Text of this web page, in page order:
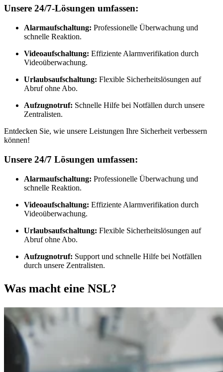
Unsere 24/7-Lösungen umfassen:
Alarmaufschaltung: Professionelle Überwachung und
schnelle Reaktion.
Videoaufschaltung: Effiziente Alarmverifikation durch
Videoüberwachung.
Urlaubsaufschaltung: Flexible Sicherheitslösungen auf
Abruf ohne Abo.
Aufzugnotruf: Schnelle Hilfe bei Notfällen durch unsere
Zentralisten.
Entdecken Sie, wie unsere Leistungen Ihre Sicherheit verbessern
können!
Unsere 24/7 Lösungen umfassen:
Alarmaufschaltung: Professionelle Überwachung und
schnelle Reaktion.
Videoaufschaltung: Effiziente Alarmverifikation durch
Videoüberwachung.
Urlaubsaufschaltung: Flexible Sicherheitslösungen auf
Abruf ohne Abo.
Aufzugnotruf: Support und schnelle Hilfe bei Notfällen
durch unsere Zentralisten.
Was macht eine NSL?